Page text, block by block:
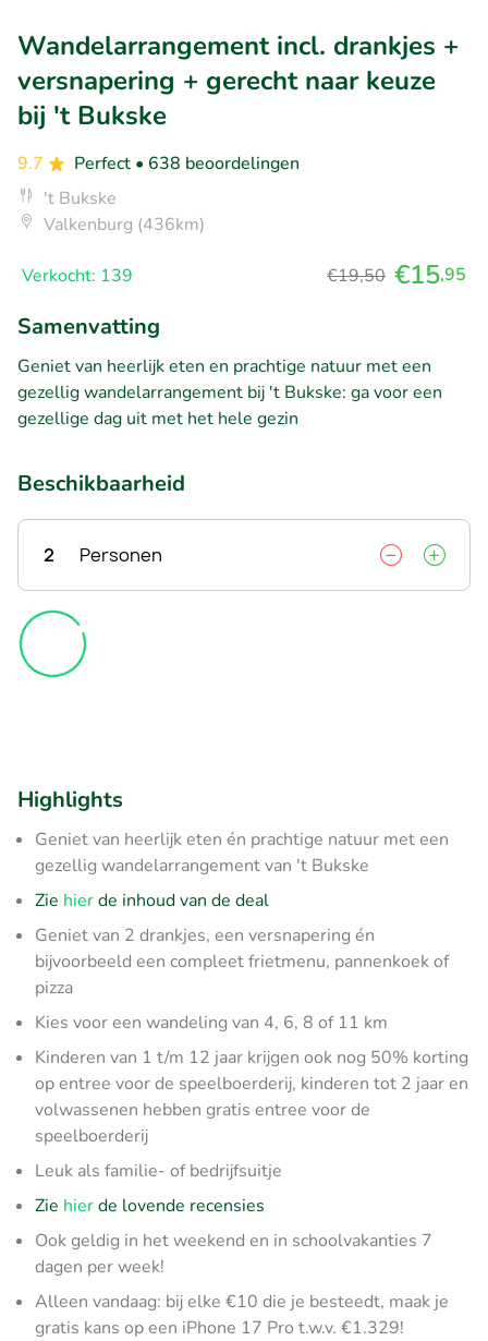
Wandelarrangement incl. drankjes +
versnapering + gerecht naar keuze
bij 't Bukske
9.7 Perfect • 638 beoordelingen
't Bukske
Valkenburg (436km)
Verkocht: 139 €19,50 €15,95
Samenvatting
Geniet van heerlijk eten en prachtige natuur met een
gezellig wandelarrangement bij 't Bukske: ga voor een
gezellige dag uit met het hele gezin
Beschikbaarheid
2 Personen
Highlights
Geniet van heerlijk eten én prachtige natuur met een
gezellig wandelarrangement van 't Bukske
Zie hierde inhoud van de deal
Geniet van 2 drankjes, een versnapering én
bijvoorbeeld een compleet frietmenu, pannenkoek of
pizza
Kies voor een wandeling van 4, 6, 8 of 11 km
Kinderen van 1 t/m 12 jaar krijgen ook nog 50% korting
op entree voor de speelboerderij, kinderen tot 2 jaar en
volwassenen hebben gratis entree voor de
speelboerderij
Leuk als familie- of bedrijfsuitje
Zie hierde lovende recensies
Ook geldig in het weekend en in schoolvakanties 7
dagen per week!
Alleen vandaag: bij elke €10 die je besteedt, maak je
gratis kans op een iPhone 17 Pro t.w.v. €1.329!